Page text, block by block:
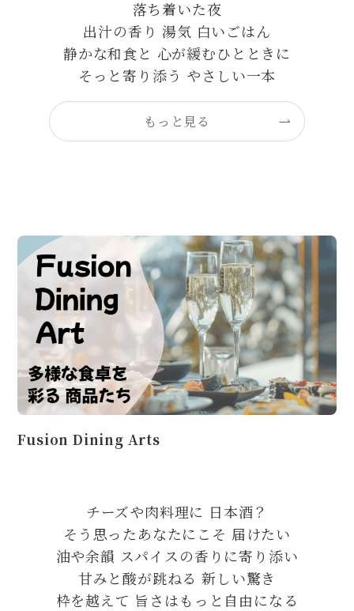
落ち着いた夜
出汁の香り 湯気 白いごはん
静かな和食と 心が緩むひとときに
そっと寄り添う やさしい一本
もっと見る
Fusion Dining Arts
チーズや肉料理に 日本酒？
そう思ったあなたにこそ 届けたい
油や余韻 スパイスの香りに寄り添い
甘みと酸が跳ねる 新しい驚き
枠を越えて 旨さはもっと自由になる